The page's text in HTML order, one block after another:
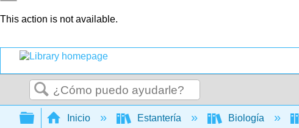
This action is not available.
Buscar
Expandir/contraer jerarquía global
Inicio Estantería Biología